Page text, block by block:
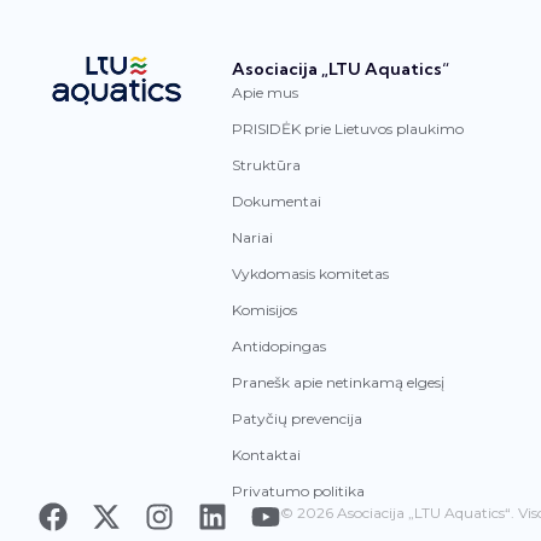
Asociacija „LTU Aquatics“
Apie mus
PRISIDĖK prie Lietuvos plaukimo
Struktūra
Dokumentai
Nariai
Vykdomasis komitetas
Komisijos
Antidopingas
Pranešk apie netinkamą elgesį
Patyčių prevencija
Kontaktai
Privatumo politika
© 2026 Asociacija „LTU Aquatics“.